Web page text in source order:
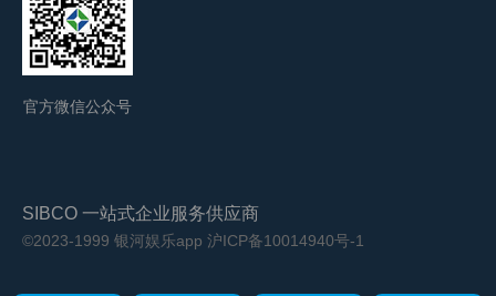
官方微信公众号
SIBCO 一站式企业服务供应商
©2023-1999 银河娱乐app 沪ICP备10014940号-1